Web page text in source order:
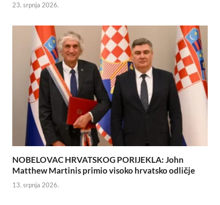
23. srpnja 2026.
NOBELOVAC HRVATSKOG PORIJEKLA: John
Matthew Martinis primio visoko hrvatsko odličje
13. srpnja 2026.